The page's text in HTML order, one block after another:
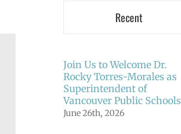
Recent
Join Us to Welcome Dr.
Rocky Torres-Morales as
Superintendent of
Vancouver Public Schools
June 26th, 2026